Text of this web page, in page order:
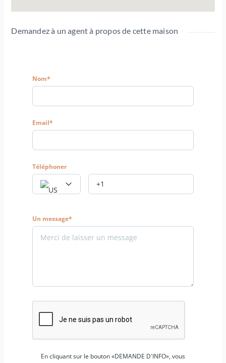
Demandez à un agent à propos de cette maison
Nom*
Email*
Téléphoner
Un message*
En cliquant sur le bouton «DEMANDE D'INFO», vous